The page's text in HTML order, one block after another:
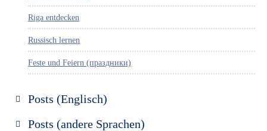
Riga entdecken
Russisch lernen
Feste und Feiern (праздники)
Posts (Englisch)
Posts (andere Sprachen)